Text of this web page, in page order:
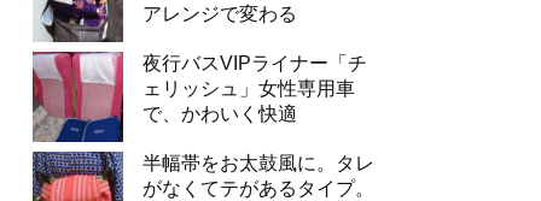
アレンジで変わる
夜行バスVIPライナー「チ
ェリッシュ」女性専用車
で、かわいく快適
半幅帯をお太鼓風に。タレ
がなくてテがあるタイプ。